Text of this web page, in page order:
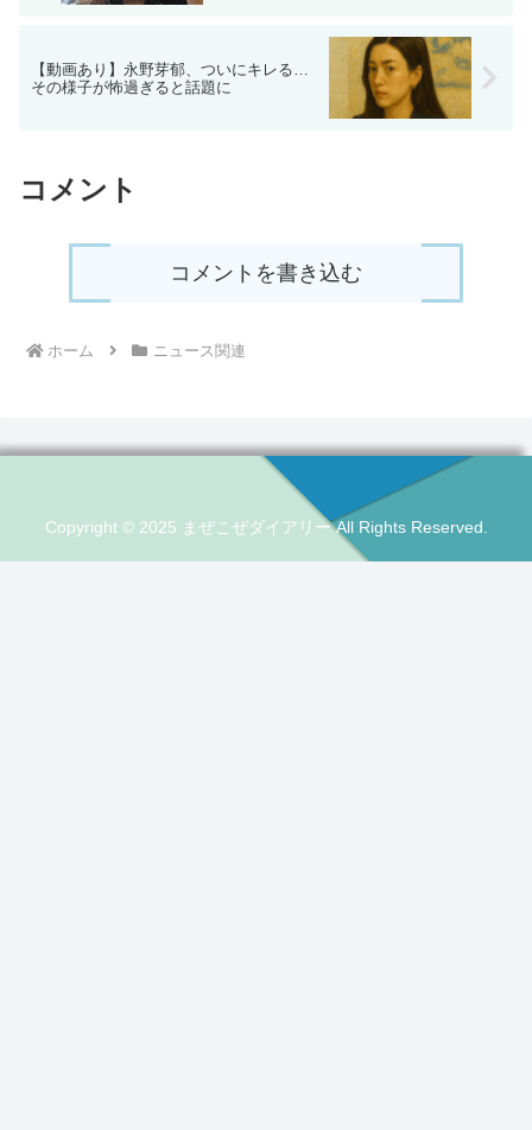
【動画あり】永野芽郁、ついにキレる…
その様子が怖過ぎると話題に
コメント
コメントを書き込む
ホーム ニュース関連
Copyright © 2025 まぜこぜダイアリー All Rights Reserved.